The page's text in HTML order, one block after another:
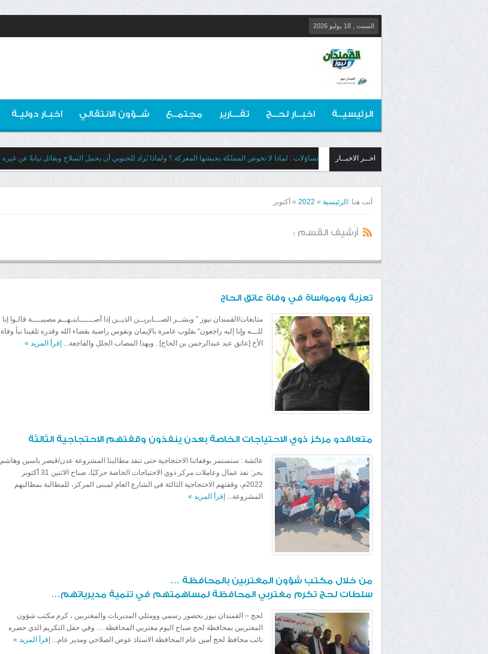
السبت , 18 يوليو 2026
الرئيسيــة اخبــار لحــج تقـــارير مجتمــع شــؤون الانتقالي اخبـار دوليـة
اخــر الاخبــار تساؤلات : لماذا لا تخوض المملكة بجيشها المعركة ؟ ولماذا يُراد للجنوبي أن يحمل السلاح ويقاتل نيابةً عن غيره
أنت هنا : الرئيسية »
2022
» أكتوبر
أرشيف القسم :
تعزية وومواساة في وفاة عاتق الحاج
متابعات/القمندان نيوز ” وبشــر الصـــابريــن الذيــن إذا أصــــــابتـهــم مصيبــــة قالـوا إنا
للـــه وإنا إليه راجعون“ بقلوب عامرة بالإيمان ونفوس راضية بقضاء الله وقدره تلقينا نبأ وفاة
الأخ [عاتق عبد عبدالرحمن بن الحاج] . وبهذا المصاب الجلل والفاجعة... إقرأ المزيد »
متعاقدو مركز ذوي الاحتياجات الخاصة بعدن ينفذون وقفتهم الاحتجاجية الثالثة
عائشة : سنستمر بوقفاتنا الاحتجاجية حتى تنفذ مطالبنا المشروعة عدن/قيصر ياسين وهاشم
بحر: نفذ عمال وعاملات مركز ذوي الاحتياجات الخاصة حركيًا، صباح الاثنين 31 أكتوبر
2022م، وقفتهم الاحتجاجية الثالثة في الشارع العام لمبنى المركز، للمطالبة بمطالبهم
المشروعة... إقرأ المزيد »
من خلال مكتب شؤون المغتربين بالمحافظة …
سلطات لحج تكرم مغتربي المحافظة لمساهمتهم في تنمية مديرياتهم…
لحج – القمندان نيوز بحضور رسمي وومثلي المديريات والمغتربين ، كرم مكتب شؤون
المغتربين بمحافظة لحج صباح اليوم مغتربي المحافظة … وفي حفل التكريم الذي حضره
نائب محافظ لحج أمين عام المحافظة الاستاذ عوض الصلاحي ومدير عام... إقرأ المزيد »